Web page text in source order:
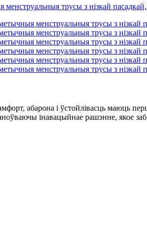
абарона і ўстойлівасць маюць
інавацыйнае рашэнне, якое